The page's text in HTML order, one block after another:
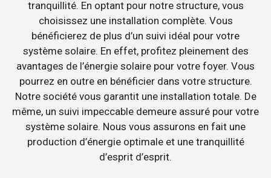
tranquillité. En optant pour notre structure, vous
choisissez une installation complète. Vous
bénéficierez de plus d’un suivi idéal pour votre
système solaire. En effet, profitez pleinement des
avantages de l’énergie solaire pour votre foyer. Vous
pourrez en outre en bénéficier dans votre structure.
Notre société vous garantit une installation totale. De
même, un suivi impeccable demeure assuré pour votre
système solaire. Nous vous assurons en fait une
production d’énergie optimale et une tranquillité
d’esprit d’esprit.